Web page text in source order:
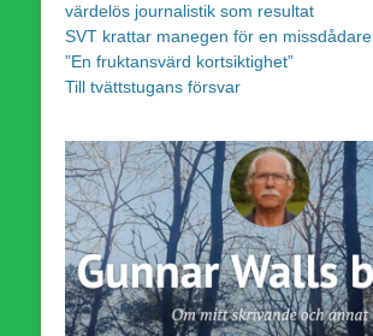
värdelös journalistik som resultat
SVT krattar manegen för en missdådare
”En fruktansvärd kortsiktighet”
Till tvättstugans försvar